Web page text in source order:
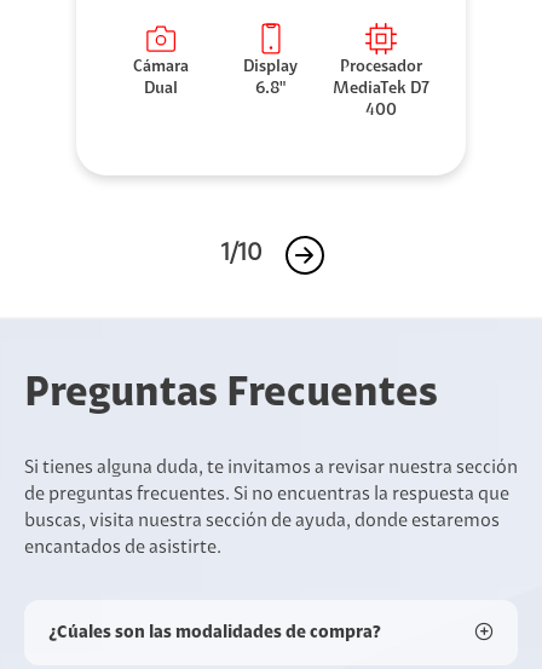
Cámara
Dual
Display
6.8"
Procesador
MediaTek D7
400
1/10
Preguntas Frecuentes
Si tienes alguna duda, te invitamos a revisar nuestra sección
de preguntas frecuentes. Si no encuentras la respuesta que
buscas, visita nuestra sección de ayuda, donde estaremos
encantados de asistirte.
¿Cúales son las modalidades de compra?